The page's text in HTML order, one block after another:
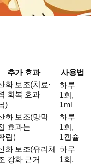
추가 효과 사용법
화 보조(치료·
회복 효과
)
하루
1회,
1ml
화 보조(망막
효과는
립)
하루
1회,
1캡슐
화 보조(유리체
강화 근거
하루
1회,